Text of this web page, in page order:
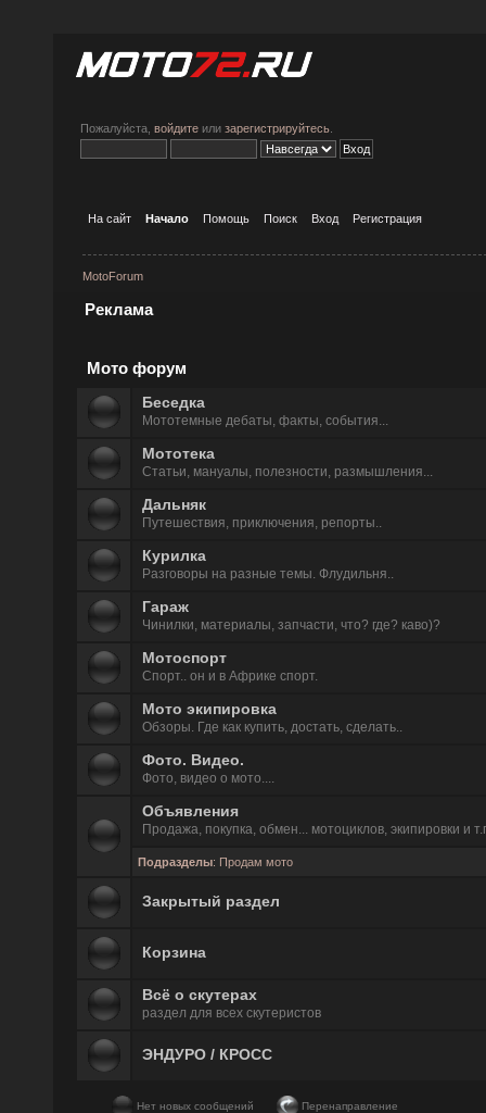
Пожалуйста, войдите или зарегистрируйтесь
На сайт Начало Помощь Поиск Вход Регистрация
MotoForum
Реклама
Мото форум
Беседка
Мототемные дeбаты, факты, события...
Мототека
Статьи, мануалы, полезности, размышления...
Дальняк
Путешествия, приключения, репорты..
Курилка
Разговоры на разные темы. Флудильня..
Гараж
Чинилки, материалы, запчасти, что? где? каво)?
Мотоспорт
Спорт.. он и в Африке спорт.
Мото экипировка
Обзоры. Где как купить, достать, сделать..
Фото. Видео.
Фото, видео о мото....
Объявления
Продажа, покупка, обмен... мотоциклов, экипировки и
Подразделы: Продам мото
Закрытый раздел
Корзина
Всё о скутерах
раздел для всех скутеристов
ЭНДУРО / КРОСС
Нет новых сообщений Перенаправление